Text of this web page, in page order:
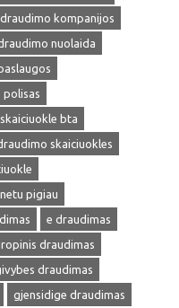
draudimo kompanijos
nuolaida
bta
skaiciuokles
pigiau
e draudimas
draudimas
draudimas
gjensidige draudimas